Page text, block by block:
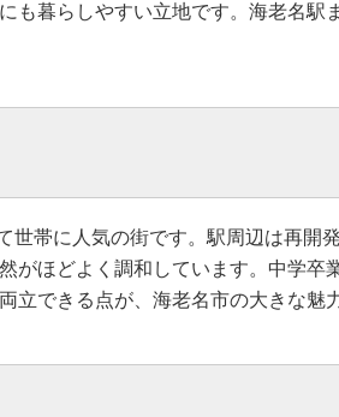
暮らしやすい立地です。海老名駅
帯に人気の街です。駅周辺は再開
がほどよく調和しています。中学卒
できる点が、海老名市の大きな魅